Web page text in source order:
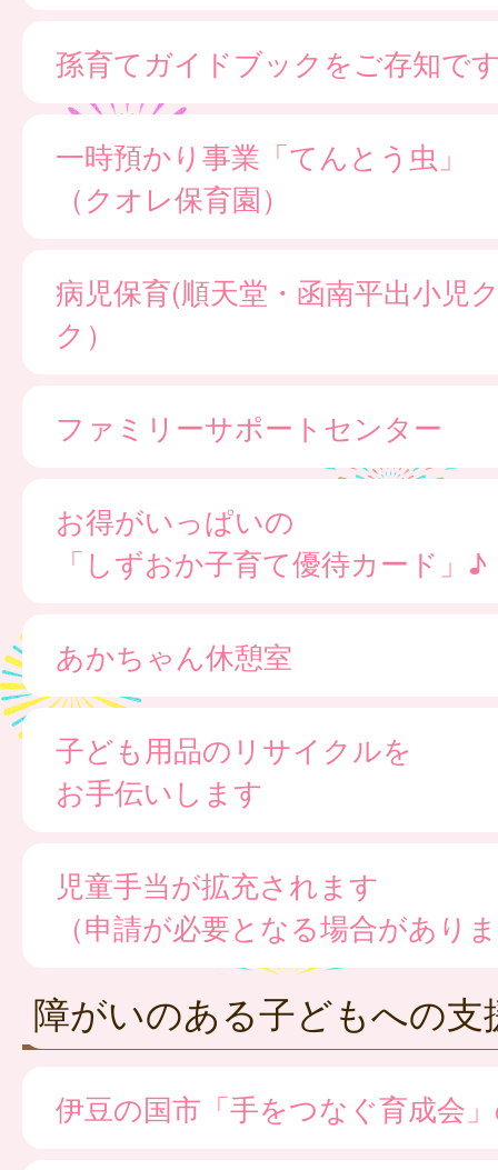
孫育てガイドブックをご存知で
一時預かり事業「てんとう虫」
（クオレ保育園）
病児保育(順天堂・函南平出小児
ク）
ファミリーサポートセンター
お得がいっぱいの
「しずおか子育て優待カード」♪
あかちゃん休憩室
子ども用品のリサイクルを
お手伝いします
児童手当が拡充されます
（申請が必要となる場合があり
障がいのある子どもへの支
伊豆の国市「手をつなぐ育成会